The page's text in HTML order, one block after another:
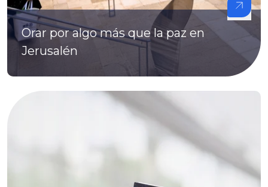
Orar por algo más que la paz en
Jerusalén